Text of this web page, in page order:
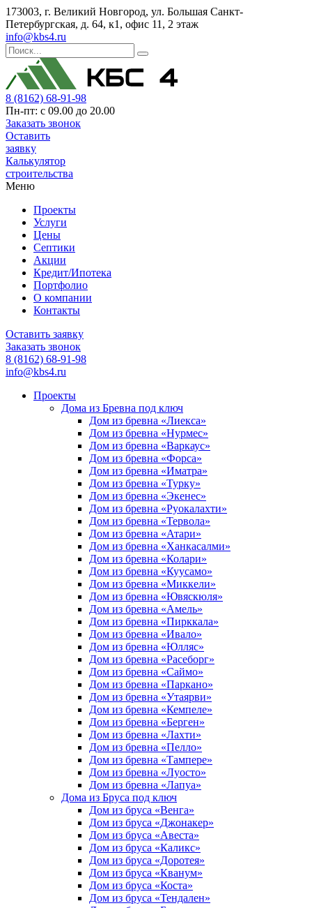
173003, г. Великий Новгород, ул. Большая Санкт-
Петербургская, д. 64, к1, офис 11, 2 этаж
info@kbs4.ru
8 (8162) 68-91-98
Пн-пт: с 09.00 до 20.00
Заказать звонок
Оставить
заявку
Калькулятор
строительства
Меню
Проекты
Услуги
Цены
Септики
Акции
Кредит/Ипотека
Портфолио
О компании
Контакты
Оставить заявку
Заказать звонок
8 (8162) 68-91-98
info@kbs4.ru
Проекты
Дома из Бревна под ключ
Дом из бревна «Лиекса»
Дом из бревна «Нурмес»
Дом из бревна «Варкаус»
Дом из бревна «Форса»
Дом из бревна «Иматра»
Дом из бревна «Турку»
Дом из бревна «Экенес»
Дом из бревна «Руокалахти»
Дом из бревна «Тервола»
Дом из бревна «Атари»
Дом из бревна «Ханкасалми»
Дом из бревна «Колари»
Дом из бревна «Куусамо»
Дом из бревна «Миккели»
Дом из бревна «Ювяскюля»
Дом из бревна «Амель»
Дом из бревна «Пирккала»
Дом из бревна «Ивало»
Дом из бревна «Юлляс»
Дом из бревна «Расеборг»
Дом из бревна «Саймо»
Дом из бревна «Паркано»
Дом из бревна «Утаярви»
Дом из бревна «Кемпеле»
Дом из бревна «Берген»
Дом из бревна «Лахти»
Дом из бревна «Пелло»
Дом из бревна «Тампере»
Дом из бревна «Луосто»
Дом из бревна «Лапуа»
Дома из Бруса под ключ
Дом из бруса «Венга»
Дом из бруса «Джонакер»
Дом из бруса «Авеста»
Дом из бруса «Каликс»
Дом из бруса «Доротея»
Дом из бруса «Кванум»
Дом из бруса «Коста»
Дом из бруса «Тендален»